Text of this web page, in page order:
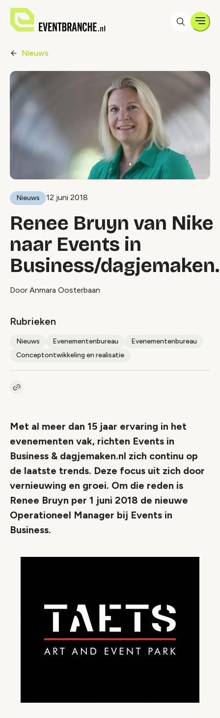
Nieuws
Nieuws 12 juni 2018
Renee Bruyn van Nike
naar Events in
Business/
Door Anmara Oosterbaan
Rubrieken
Nieuws Evenementenbureau
Evenementenbureau
Conceptontwikkeling en realisatie
Kopieer link naar artikel
Met al meer dan 15 jaar ervaring in het
evenementen vak, richten Events in
Business & dagjemaken.nl zich continu op
de laatste trends. Deze focus uit zich door
vernieuwing en groei. Om die reden is
Renee Bruyn per 1 juni 2018 de nieuwe
Operationeel Manager bij Events in
Business.